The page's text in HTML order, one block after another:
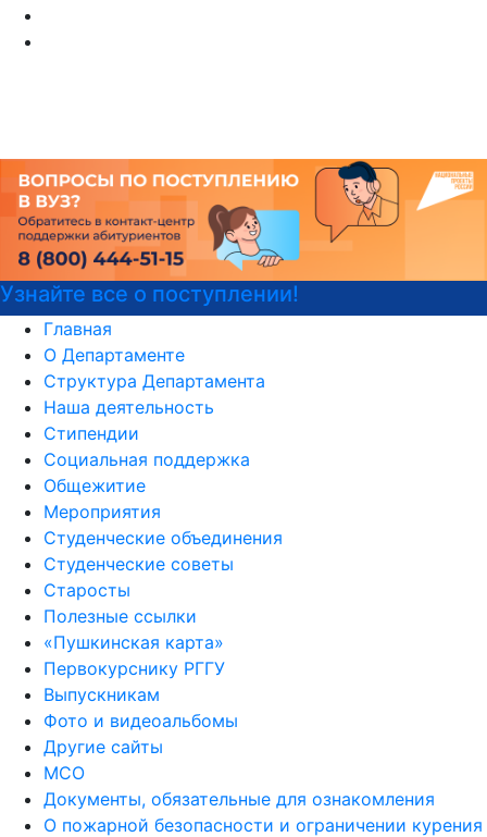
Детали программы
Главная
О Департаменте
Структура Департамента
Наша деятельность
Стипендии
Социальная поддержка
Общежитие
Мероприятия
Студенческие объединения
Студенческие советы
Старосты
Полезные ссылки
«Пушкинская карта»
Первокурснику РГГУ
Выпускникам
Фото и видеоальбомы
Другие сайты
МСО
Документы, обязательные для ознакомления
О пожарной безопасности и ограничении курения